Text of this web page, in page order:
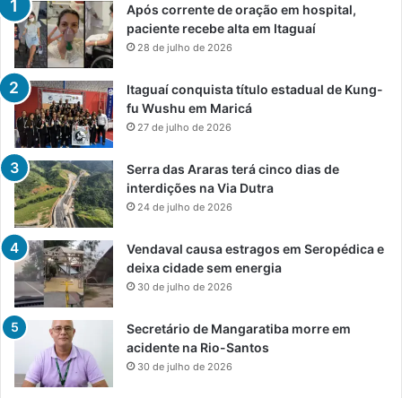
Após corrente de oração em hospital,
paciente recebe alta em Itaguaí
28 de julho de 2026
Itaguaí conquista título estadual de Kung-
fu Wushu em Maricá
27 de julho de 2026
Serra das Araras terá cinco dias de
interdições na Via Dutra
24 de julho de 2026
Vendaval causa estragos em Seropédica e
deixa cidade sem energia
30 de julho de 2026
Secretário de Mangaratiba morre em
acidente na Rio-Santos
30 de julho de 2026